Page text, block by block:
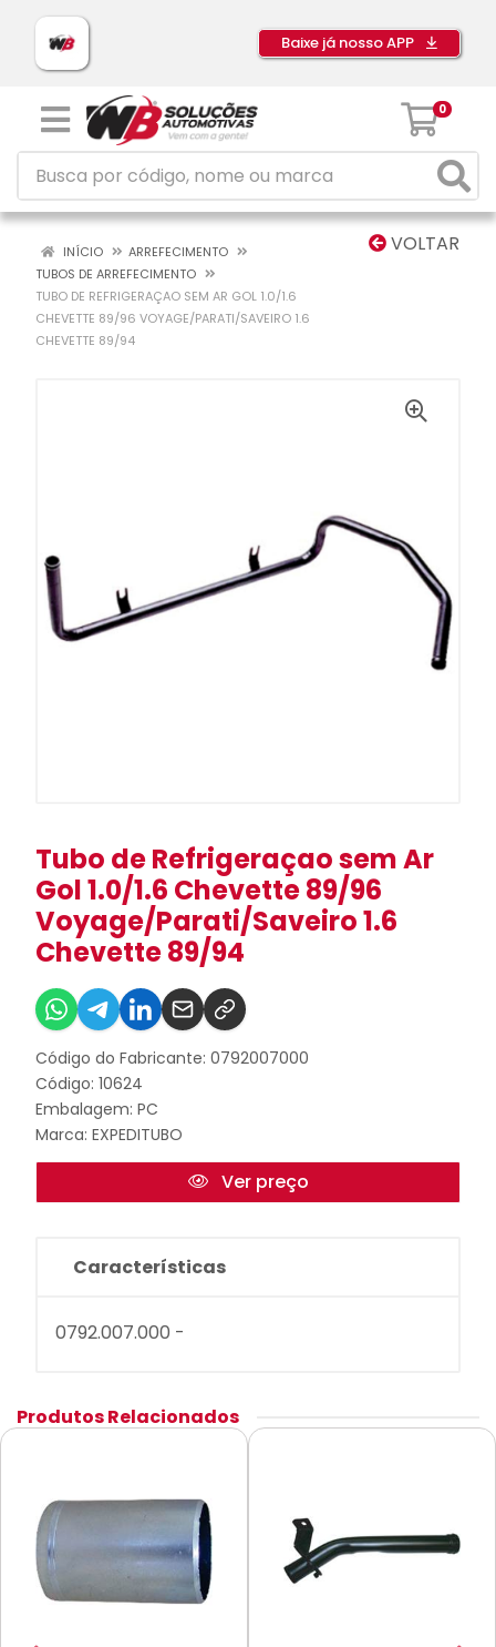
Baixe já nosso APP
0
VOLTAR
INÍCIO
ARREFECIMENTO
TUBOS DE ARREFECIMENTO
TUBO DE REFRIGERAÇAO SEM AR GOL 1.0/1.6
CHEVETTE 89/96 VOYAGE/PARATI/SAVEIRO 1.6
CHEVETTE 89/94
Tubo de Refrigeraçao sem Ar
Gol 1.0/1.6 Chevette 89/96
Voyage/Parati/Saveiro 1.6
Chevette 89/94
Código do Fabricante: 0792007000
Código: 10624
Embalagem: PC
Marca: EXPEDITUBO
Ver preço
Características
0792.007.000 -
Produtos Relacionados